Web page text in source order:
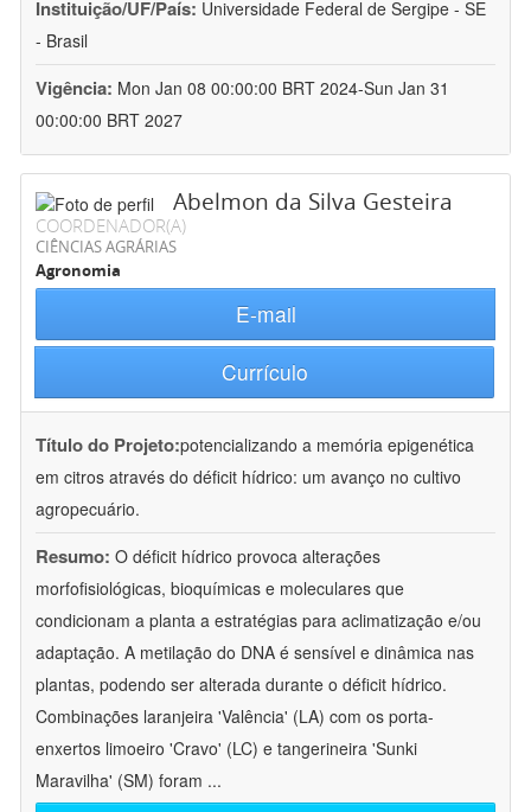
Instituição/UF/País: Universidade Federal de Sergipe - SE
- Brasil
Vigência: Mon Jan 08 00:00:00 BRT 2024-Sun Jan 31
00:00:00 BRT 2027
Abelmon da Silva Gesteira
COORDENADOR(A)
CIÊNCIAS AGRÁRIAS
Agronomia
E-mail
Currículo
Título do Projeto:potencializando a memória epigenética
em citros através do déficit hídrico: um avanço no cultivo
agropecuário.
Resumo: O déficit hídrico provoca alterações
morfofisiológicas, bioquímicas e moleculares que
condicionam a planta a estratégias para aclimatização e/ou
adaptação. A metilação do DNA é sensível e dinâmica nas
plantas, podendo ser alterada durante o déficit hídrico.
Combinações laranjeira 'Valência' (LA) com os porta-
enxertos limoeiro 'Cravo' (LC) e tangerineira 'Sunki
Maravilha' (SM) foram ...